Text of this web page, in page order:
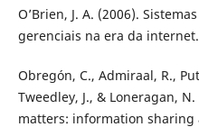
O’Brien, J. A. (2006).
gerenciais na era da
Obregón, C., Admiraal, R.,
Tweedley, J., & Loneragan,
matters: information sharing